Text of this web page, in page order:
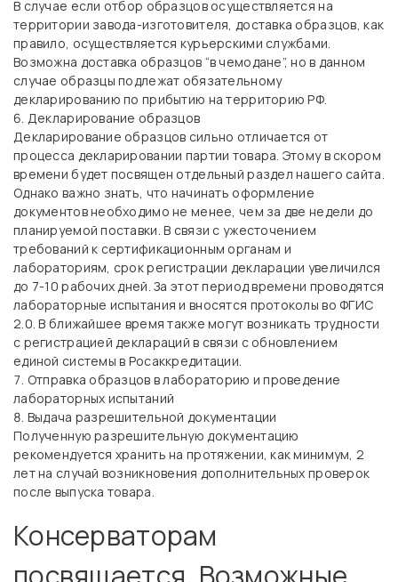
В случае если отбор образцов осуществляется на
территории завода-изготовителя, доставка образцов, как
правило, осуществляется курьерскими службами.
Возможна доставка образцов “в чемодане”, но в данном
случае образцы подлежат обязательному
декларированию по прибытию на территорию РФ.
Декларирование образцов
Декларирование образцов сильно отличается от
процесса декларировании партии товара. Этому в скором
времени будет посвящен отдельный раздел нашего сайта.
Однако важно знать, что начинать оформление
документов необходимо не менее, чем за две недели до
планируемой поставки. В связи с ужесточением
требований к сертификационным органам и
лабораториям, срок регистрации декларации увеличился
до 7-10 рабочих дней. За этот период времени проводятся
лабораторные испытания и вносятся протоколы во ФГИС
2.0. В ближайшее время также могут возникать трудности
с регистрацией деклараций в связи с обновлением
единой системы в Росаккредитации.
Отправка образцов в лабораторию и проведение
лабораторных испытаний
Выдача разрешительной документации
Полученную разрешительную документацию
рекомендуется хранить на протяжении, как минимум, 2
лет на случай возникновения дополнительных проверок
после выпуска товара.
Консерваторам